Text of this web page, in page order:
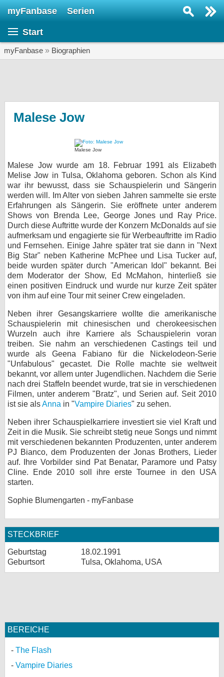
myFanbase Serien
Start
myFanbase » Biographien
Malese Jow
Malese Jow
Malese Jow wurde am 18. Februar 1991 als Elizabeth
Melise Jow in Tulsa, Oklahoma geboren. Schon als Kind
war ihr bewusst, dass sie Schauspielerin und Sängerin
werden will. Im Alter von sieben Jahren sammelte sie erste
Erfahrungen als Sängerin. Sie eröffnete unter anderem
Shows von Brenda Lee, George Jones und Ray Price.
Durch diese Auftritte wurde der Konzern McDonalds auf sie
aufmerksam und engagierte sie für Werbeauftritte im Radio
und Fernsehen. Einige Jahre später trat sie dann in "Next
Big Star" neben Katherine McPhee und Lisa Tucker auf,
beide wurden später durch "American Idol" bekannt. Bei
dem Moderator der Show, Ed McMahon, hinterließ sie
einen positiven Eindruck und wurde nur kurze Zeit später
von ihm auf eine Tour mit seiner Crew eingeladen.
Neben ihrer Gesangskarriere wollte die amerikanische
Schauspielerin mit chinesischen und cherokeesischen
Wurzeln auch ihre Karriere als Schauspielerin voran
treiben. Sie nahm an verschiedenen Castings teil und
wurde als Geena Fabiano für die Nickelodeon-Serie
"Unfabulous" gecastet. Die Rolle machte sie weltweit
bekannt, vor allem unter Jugendlichen. Nachdem die Serie
nach drei Staffeln beendet wurde, trat sie in verschiedenen
Filmen, unter anderem "Bratz", und Serien auf. Seit 2010
ist sie alsAnna in "Vampire Diaries" zu sehen.
Neben ihrer Schauspielkarriere investiert sie viel Kraft und
Zeit in die Musik. Sie schreibt stetig neue Songs und nimmt
mit verschiedenen bekannten Produzenten, unter anderem
PJ Bianco, dem Produzenten der Jonas Brothers, Lieder
auf. Ihre Vorbilder sind Pat Benatar, Paramore und Patsy
Cline. Ende 2010 soll ihre erste Tournee in den USA
starten.
Sophie Blumengarten - myFanbase
STECKBRIEF
Geburtstag
18.02.1991
Geburtsort
Tulsa, Oklahoma, USA
BEREICHE
The Flash
Vampire Diaries
Specials
SERVICE
Gewinnspiele
Forum
bei X
bei Facebook
Kontakt
Nutzungsbedingungen
Datenschutz
Cookie-Einstellungen
Impressum
Desktop-Ansicht
myFanbase